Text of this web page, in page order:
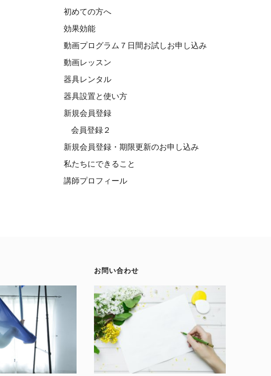
初めての方へ
効果効能
動画プログラム７日間お試しお申し込み
動画レッスン
器具レンタル
器具設置と使い方
新規会員登録
会員登録２
新規会員登録・期限更新のお申し込み
私たちにできること
講師プロフィール
お問い合わせ